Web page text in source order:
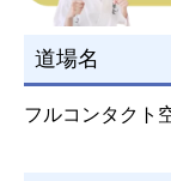
道場名
フルコンタクト